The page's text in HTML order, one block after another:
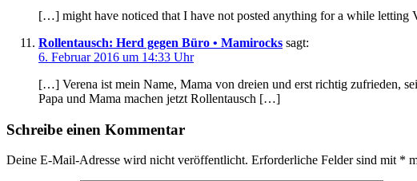
[…] might have noticed that I have not posted anything for a while
Rollentausch: Herd gegen Büro • Mamirocks sagt:
6. Februar 2016 um 14:33 Uhr
[…] Verena ist mein Name, Mama von dreien und erst richtig zufrieden,
Papa und Mama machen jetzt Rollentausch […]
Schreibe einen Kommentar
Deine E-Mail-Adresse wird nicht veröffentlicht. Erforderliche Felder sind mit *